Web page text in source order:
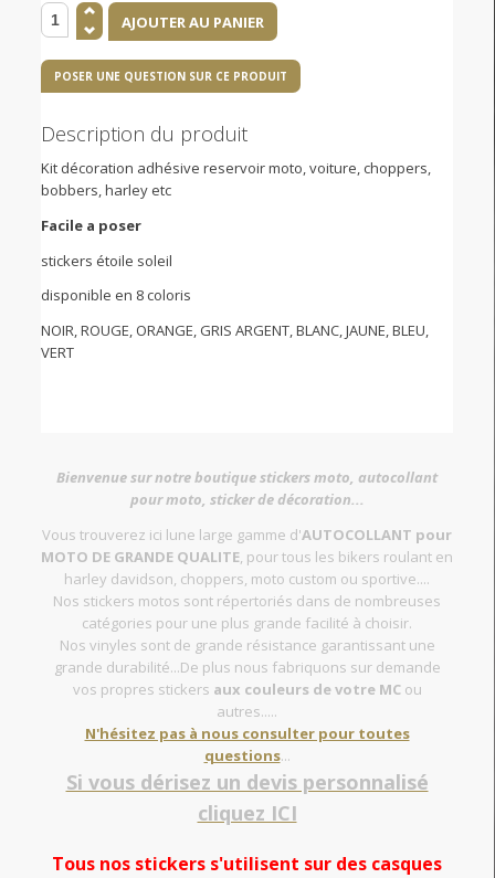
POSER UNE QUESTION SUR CE PRODUIT
Description du produit
Kit décoration adhésive reservoir moto, voiture, choppers,
bobbers, harley etc
Facile a poser
stickers étoile soleil
disponible en 8 coloris
NOIR, ROUGE, ORANGE, GRIS ARGENT, BLANC, JAUNE, BLEU,
VERT
Bienvenue sur notre boutique stickers moto, autocollant
pour moto, sticker de décoration...
Vous trouverez ici lune large gamme d'AUTOCOLLANT pour
MOTO DE GRANDE QUALITE, pour tous les bikers roulant en
harley davidson, choppers, moto custom ou sportive....
Nos stickers motos sont répertoriés dans de nombreuses
catégories pour une plus grande facilité à choisir.
Nos vinyles sont de grande résistance garantissant une
grande durabilité...De plus nous fabriquons sur demande
vos propres stickers aux couleurs de votre MCou
autres.....
N'hésitez pas à nous consulter pour toutes
questions...
Si vous dérisez un devis personnalisé
cliquez ICI
Tous nos stickers s'utilisent sur des casques